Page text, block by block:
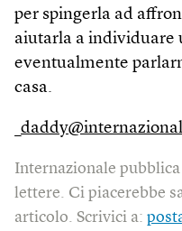
per spingerla ad
aiutarla a individuare
eventualmente
casa.
Internazionale
lettere. Ci piacerebbe
articolo. Scrivici a: